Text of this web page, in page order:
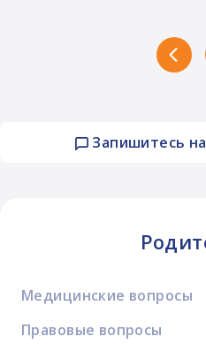
Запишитесь
Медицинские вопросы
Правовые вопросы